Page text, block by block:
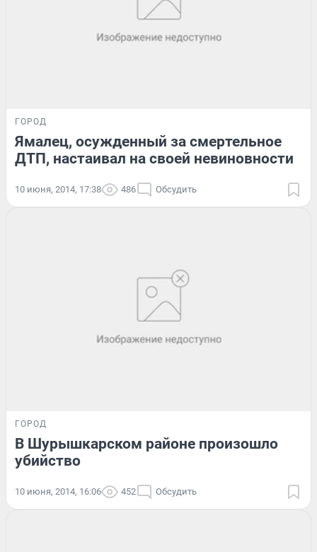
ГОРОД
Ямалец, осужденный за смертельное
ДТП, настаивал на своей невиновности
10 июня, 2014, 17:38 486 Обсудить
ГОРОД
В Шурышкарском районе произошло
убийство
10 июня, 2014, 16:06 452 Обсудить